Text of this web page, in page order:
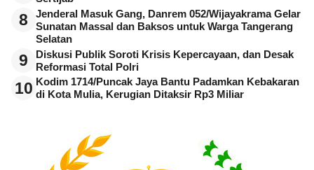
8
Jenderal Masuk Gang, Danrem 052/Wijayakrama Gelar
Sunatan Massal dan Baksos untuk Warga Tangerang
Selatan
9
Diskusi Publik Soroti Krisis Kepercayaan, dan Desak
Reformasi Total Polri
10 Kodim 1714/Puncak Jaya Bantu Padamkan Kebakaran
di Kota Mulia, Kerugian Ditaksir Rp3 Miliar